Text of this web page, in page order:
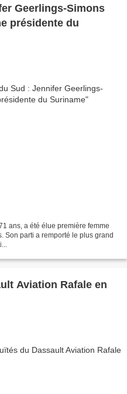
Geerlings-Simons
présidente du
ans, a été élue première femme
Son parti a remporté le plus grand
Aviation Rafale en